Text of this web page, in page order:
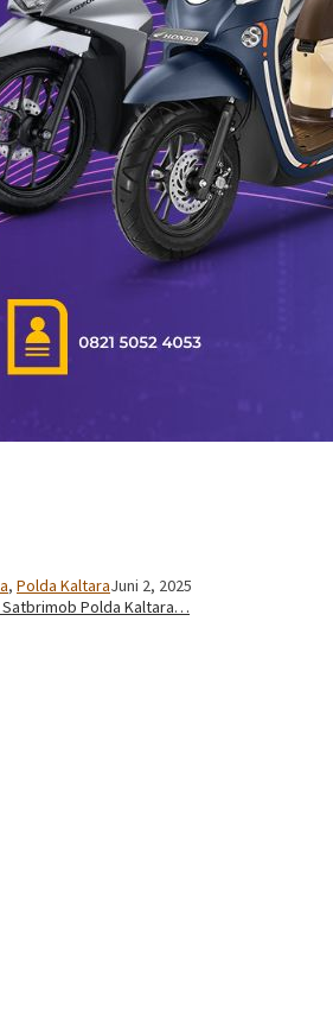
, Polda KaltaraJuni 2, 2025
Polda Kaltara…